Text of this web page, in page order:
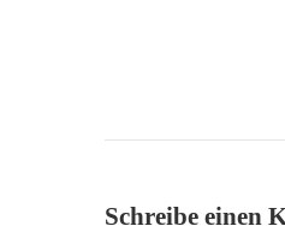
Schreibe einen